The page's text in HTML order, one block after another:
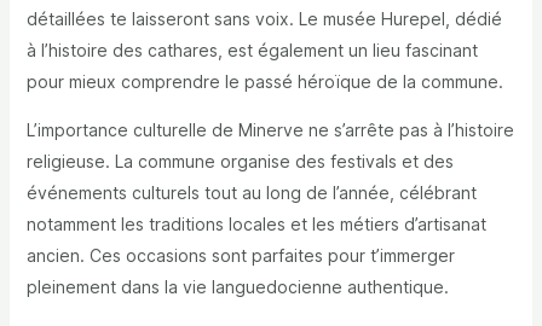
détaillées te laisseront sans voix. Le musée Hurepel, dédié
à l’histoire des cathares, est également un lieu fascinant
pour mieux comprendre le passé héroïque de la commune.
L’importance culturelle de Minerve ne s’arrête pas à l’histoire
religieuse. La commune organise des festivals et des
événements culturels tout au long de l’année, célébrant
notamment les traditions locales et les métiers d’artisanat
ancien. Ces occasions sont parfaites pour t’immerger
pleinement dans la vie languedocienne authentique.